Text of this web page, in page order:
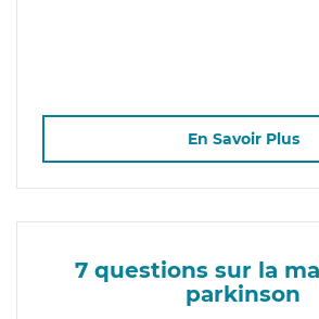
En Savoir Plus
7 questions sur la
parkinson